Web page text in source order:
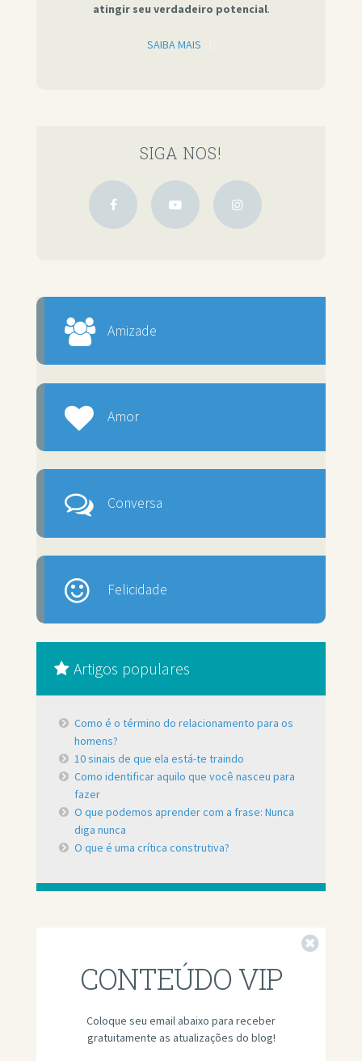
atingir seu verdadeiro potencial.
SAIBA MAIS
SIGA NOS!
Amizade
Amor
Conversa
Felicidade
Artigos populares
Como é o término do relacionamento para os
homens?
10 sinais de que ela está-te traindo
Como identificar aquilo que você nasceu para
fazer
O que podemos aprender com a frase: Nunca
diga nunca
O que é uma crítica construtiva?
CONTEÚDO VIP
Coloque seu email abaixo para receber
gratuitamente as atualizações do blog!